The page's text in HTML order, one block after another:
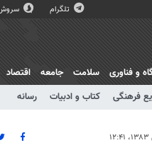
تلگرام
فرهنگی کتاب و ادبیات رسانه
و فناوری سلامت جامعه اقتصاد